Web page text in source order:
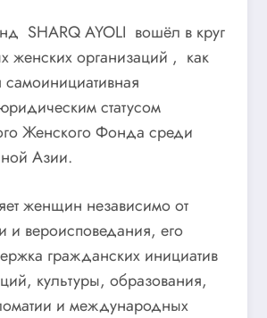
SHARQ AYOLI вошёл в круг
женских организаций , как
статусом
Женского Фонда среди
Азии.
женщин независимо от
и вероисповедания, его
гражданских инициатив
культуры, образования,
и международных